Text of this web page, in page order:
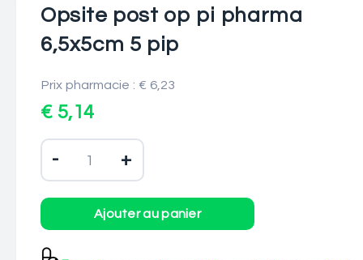
Opsite post op pi pharma
6,5x5cm 5 pip
Prix pharmacie : € 6,23
€ 5,14
- +